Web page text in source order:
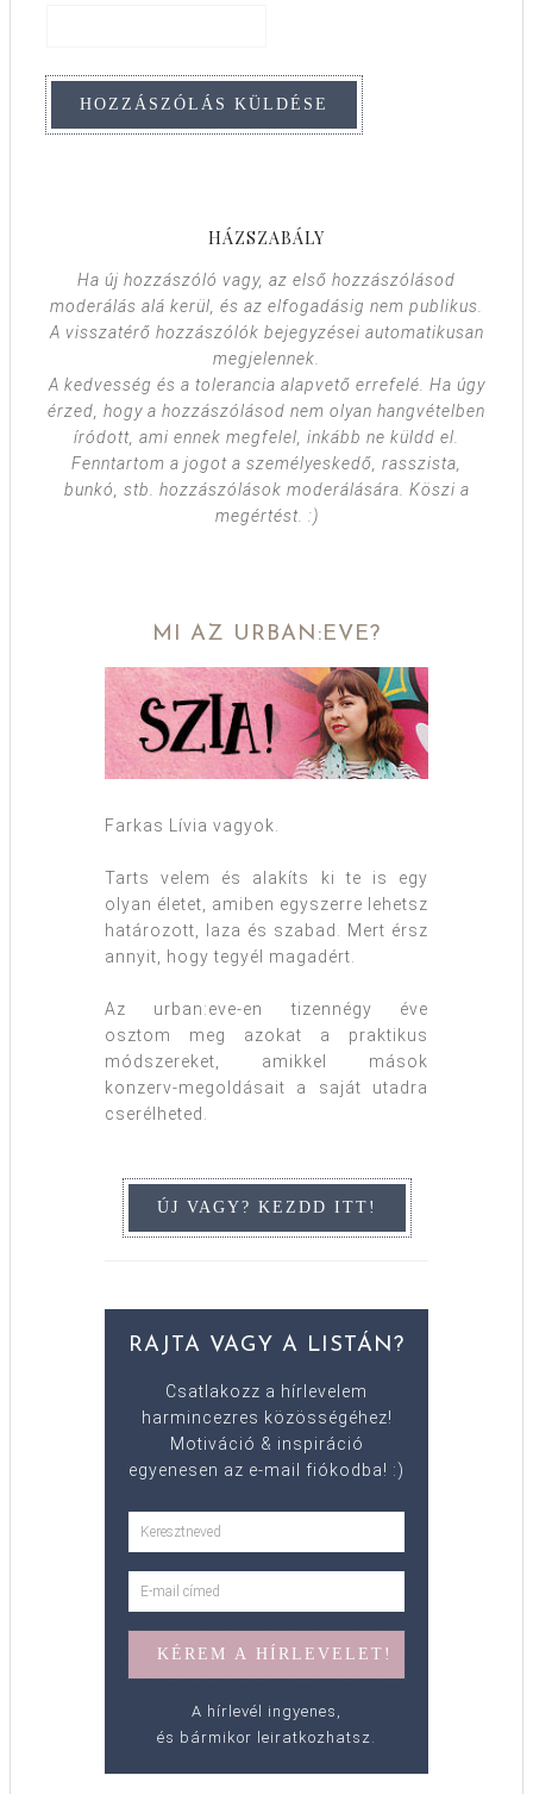
HÁZSZABÁLY
Ha új hozzászóló vagy, az első hozzászólásod
moderálás alá kerül, és az elfogadásig nem publikus.
A visszatérő hozzászólók bejegyzései automatikusan
megjelennek.
A kedvesség és a tolerancia alapvető errefelé. Ha úgy
érzed, hogy a hozzászólásod nem olyan hangvételben
íródott, ami ennek megfelel, inkább ne küldd el.
Fenntartom a jogot a személyeskedő, rasszista,
bunkó, stb. hozzászólások moderálására. Köszi a
megértést. :)
MI AZ URBAN:EVE?
Farkas Lívia vagyok.
Tarts velem és alakíts ki te is egy
olyan életet, amiben egyszerre lehetsz
határozott, laza és szabad. Mert érsz
annyit, hogy tegyél magadért.
Az urban:eve-en tizennégy éve
osztom meg azokat a praktikus
módszereket, amikkel mások
konzerv-megoldásait a saját utadra
cserélheted.
RAJTA VAGY A LISTÁN?
Csatlakozz a hírlevelem
harmincezres közösségéhez!
Motiváció & inspiráció
egyenesen az e-mail fiókodba! :)
A hírlevél ingyenes,
és bármikor leiratkozhatsz.